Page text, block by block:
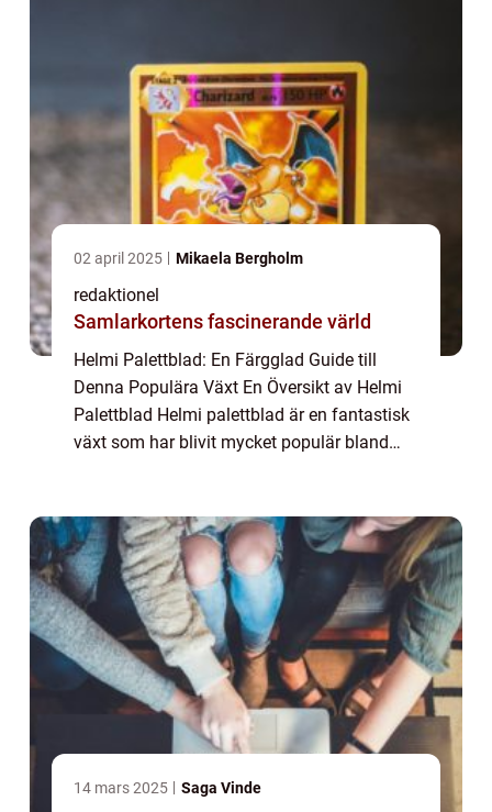
02 april 2025 Mikaela Bergholm
redaktionel
Samlarkortens fascinerande värld
Helmi Palettblad: En Färgglad Guide till
Denna Populära Växt En Översikt av Helmi
Palettblad Helmi palettblad är en fantastisk
växt som har blivit mycket populär bland
växt, även känd som ...
14 mars 2025 Saga Vinde